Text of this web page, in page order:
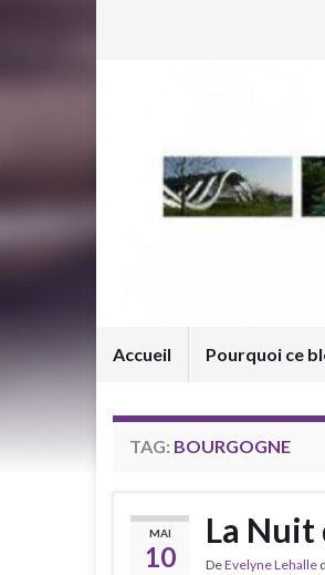
Accueil Pourquoi ce
TAG: BOURGOGNE
MAI
10
La Nuit
DeEvelyne Lehalle